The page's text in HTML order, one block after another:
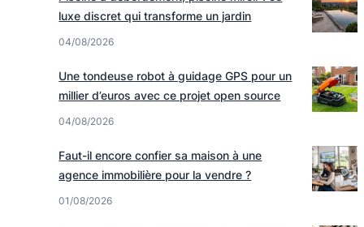
luxe discret qui transforme un jardin
04/08/2026
Une tondeuse robot à guidage GPS pour un
millier d’euros avec ce projet open source
04/08/2026
Faut-il encore confier sa maison à une
agence immobilière pour la vendre ?
01/08/2026